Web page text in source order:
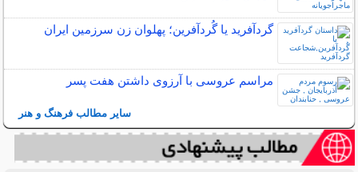
گردآفرید یا گُردآفرین؛ پهلوان زن سرزمین ایران
مراسم عروسی با آرزوی داشتن هفت پسر
سایر مطالب فرهنگ و هنر